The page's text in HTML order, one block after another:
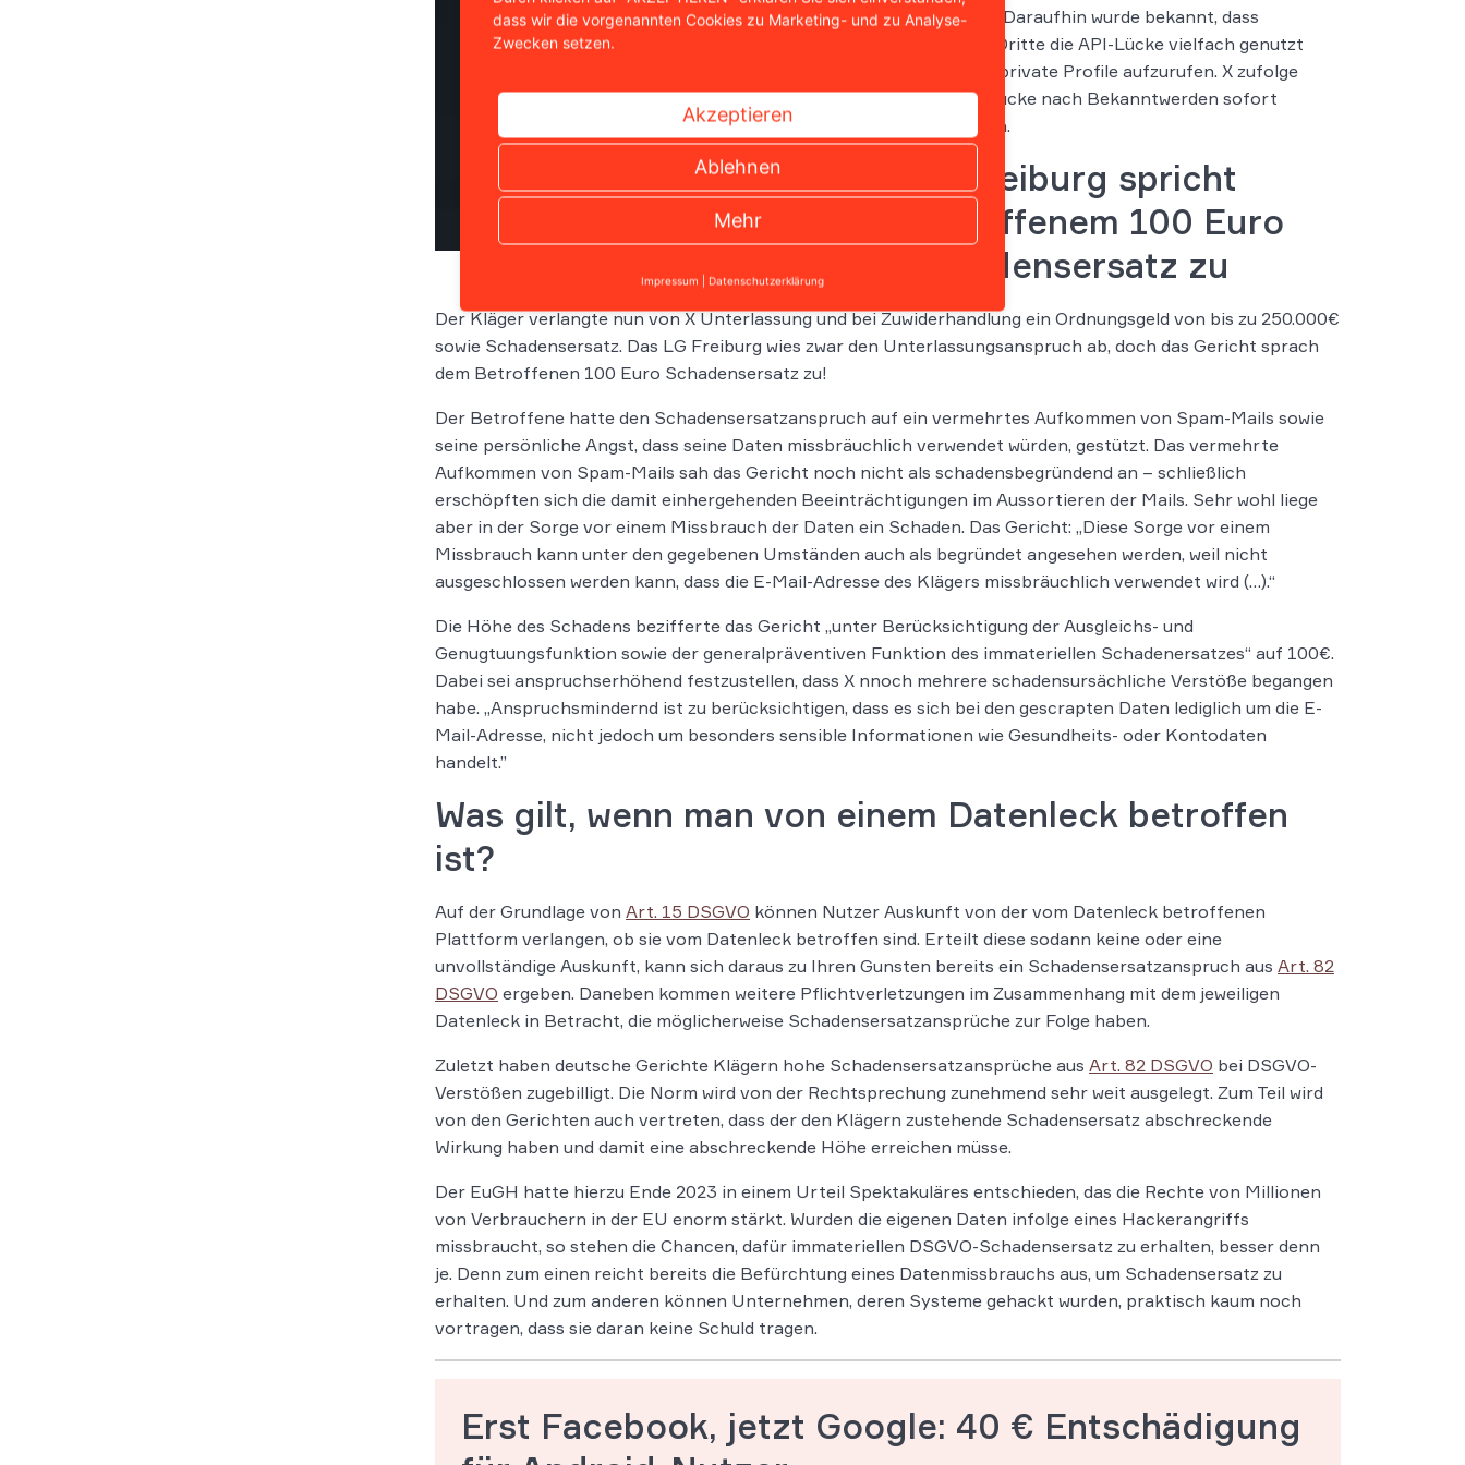
angeboten. Daraufhin wurde bekannt, dass
unbefugte Dritte die API-Lücke vielfach genutzt
hatten, um private Profile aufzurufen. X zufolge
wurde die Lücke nach Bekanntwerden sofort
geschlossen.
LG Freiburg spricht
Betroffenem 100 Euro
Schadensersatz zu
Der Kläger verlangte nun von X Unterlassung und bei Zuwiderhandlung ein Ordnungsgeld von bis zu 250.000€
sowie Schadensersatz. Das LG Freiburg wies zwar den Unterlassungsanspruch ab, doch das Gericht sprach
dem Betroffenen 100 Euro Schadensersatz zu!
Der Betroffene hatte den Schadensersatzanspruch auf ein vermehrtes Aufkommen von Spam-Mails sowie
seine persönliche Angst, dass seine Daten missbräuchlich verwendet würden, gestützt. Das vermehrte
Aufkommen von Spam-Mails sah das Gericht noch nicht als schadensbegründend an – schließlich
erschöpften sich die damit einhergehenden Beeinträchtigungen im Aussortieren der Mails. Sehr wohl liege
aber in der Sorge vor einem Missbrauch der Daten ein Schaden. Das Gericht: „Diese Sorge vor einem
Missbrauch kann unter den gegebenen Umständen auch als begründet angesehen werden, weil nicht
ausgeschlossen werden kann, dass die E-Mail-Adresse des Klägers missbräuchlich verwendet wird (…).“
Die Höhe des Schadens bezifferte das Gericht „unter Berücksichtigung der Ausgleichs- und
Genugtuungsfunktion sowie der generalpräventiven Funktion des immateriellen Schadenersatzes“ auf 100€.
Dabei sei anspruchserhöhend festzustellen, dass X nnoch mehrere schadensursächliche Verstöße begangen
habe. „Anspruchsmindernd ist zu berücksichtigen, dass es sich bei den gescrapten Daten lediglich um die E-
Mail-Adresse, nicht jedoch um besonders sensible Informationen wie Gesundheits- oder Kontodaten
handelt.”
Was gilt, wenn man von einem Datenleck betroffen
ist?
Auf der Grundlage von Art. 15 DSGVO können Nutzer Auskunft von der vom Datenleck betroffenen
Plattform verlangen, ob sie vom Datenleck betroffen sind. Erteilt diese sodann keine oder eine
unvollständige Auskunft, kann sich daraus zu Ihren Gunsten bereits ein Schadensersatzanspruch aus Art. 82
DSGVO ergeben. Daneben kommen weitere Pflichtverletzungen im Zusammenhang mit dem jeweiligen
Datenleck in Betracht, die möglicherweise Schadensersatzansprüche zur Folge haben.
Zuletzt haben deutsche Gerichte Klägern hohe Schadensersatzansprüche aus Art. 82 DSGVO bei DSGVO-
Verstößen zugebilligt. Die Norm wird von der Rechtsprechung zunehmend sehr weit ausgelegt. Zum Teil wird
von den Gerichten auch vertreten, dass der den Klägern zustehende Schadensersatz abschreckende
Wirkung haben und damit eine abschreckende Höhe erreichen müsse.
Der EuGH hatte hierzu Ende 2023 in einem Urteil Spektakuläres entschieden, das die Rechte von Millionen
von Verbrauchern in der EU enorm stärkt. Wurden die eigenen Daten infolge eines Hackerangriffs
missbraucht, so stehen die Chancen, dafür immateriellen DSGVO-Schadensersatz zu erhalten, besser denn
je. Denn zum einen reicht bereits die Befürchtung eines Datenmissbrauchs aus, um Schadensersatz zu
erhalten. Und zum anderen können Unternehmen, deren Systeme gehackt wurden, praktisch kaum noch
vortragen, dass sie daran keine Schuld tragen.
Erst Facebook, jetzt Google: 40 € Entschädigung
dass wir die vorgenannten Cookies zu Marketing- und zu Analyse-
Zwecken setzen.
Akzeptieren
Ablehnen
Mehr
Impressum Datenschutzerklärung